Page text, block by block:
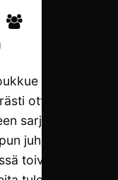
säilytti
ottamalla
sarjan
juhlista on
toivuttu,